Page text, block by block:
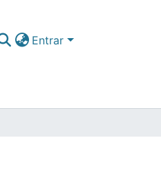
Entrar